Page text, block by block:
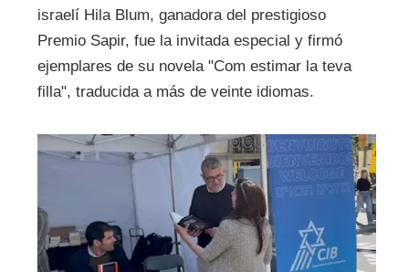
israelí Hila Blum, ganadora del prestigioso
Premio Sapir, fue la invitada especial y firmó
ejemplares de su novela "Com estimar la teva
filla", traducida a más de veinte idiomas.